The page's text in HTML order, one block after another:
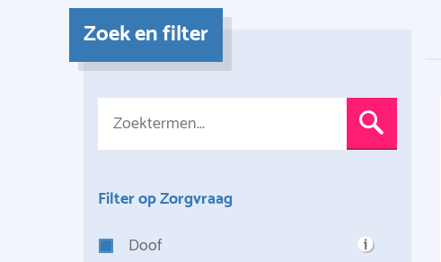
Zoek en filter
Filter op Zorgvraag
Doof